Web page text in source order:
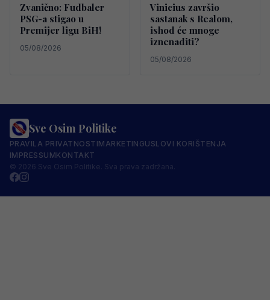
Zvanično: Fudbaler
PSG-a stigao u
Premijer ligu BiH!
05/08/2026
Vinicius završio
sastanak s Realom,
ishod će mnoge
iznenaditi?
05/08/2026
Sve Osim Politike
PRAVILA PRIVATNOSTIMARKETINGUSLOVI KORIŠTENJA
IMPRESSUMKONTAKT
© 2026 Sve Osim Politike. Sva prava zadržana.